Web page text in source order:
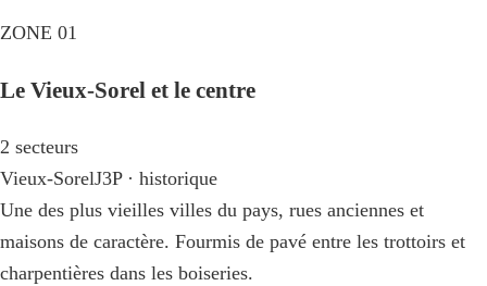
ZONE 01
Le Vieux-Sorel et le centre
2 secteurs
Vieux-SorelJ3P · historique
Une des plus vieilles villes du pays, rues anciennes et
maisons de caractère. Fourmis de pavé entre les trottoirs et
charpentières dans les boiseries.